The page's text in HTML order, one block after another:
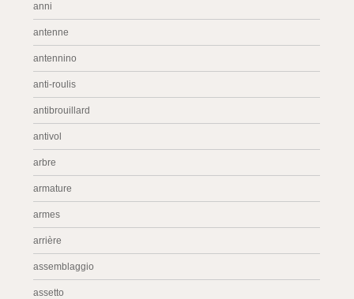
anni
antenne
antennino
anti-roulis
antibrouillard
antivol
arbre
armature
armes
arrière
assemblaggio
assetto